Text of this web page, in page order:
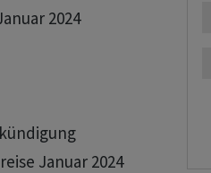
2024
Januar 2024